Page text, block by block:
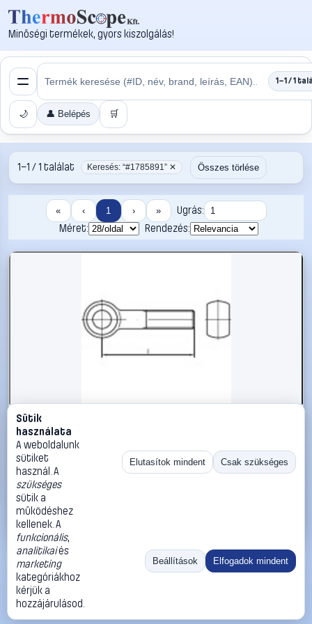
Minőségi termékek, gyors kiszolgálás!
1–1 / 1
🌙 👤 Belépés 🛒
1–1 / 1 találat Keresés: “#1785891” ✕ Összes törlése
« ‹ 1 › »
Ugrás:
Méret:
Rendezés:
#1785891
TOOLCRAFT TO-5357673 szemescsavar M10 75 mm DIN
444 rozsdamentes acél A2 10 db
TOOLCRAFT Metrikus csavarok
17 990 Ft
Kosárba
«
Ugrás:
Méret:
Rendezés:
©2026
ThermoScope
ÁSZF
Cégbemutató
Sütik
használata
A weboldalunk
sütiket
használ. A
szükséges
sütik a
működéshez
kellenek. A
funkcionális,
analitikaiés
marketing
kategóriákhoz
kérjük a
hozzájárulásod.
Elutasítok mindent Csak szükséges
Beállítások Elfogadok mindent